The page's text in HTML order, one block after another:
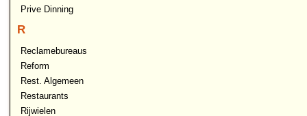
Prive Dinning
R
Reclamebureaus
Reform
Rest. Algemeen
Restaurants
Rijwielen